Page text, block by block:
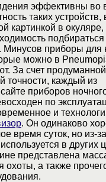
эффективны во
таких устройств,
картинкой в окуляре,
Минусов приборы для
можно в
За счет
точности, каждый из
приборов
по
и
. Он одинаково
время суток, но из-
в других
представлена
охоты, а также